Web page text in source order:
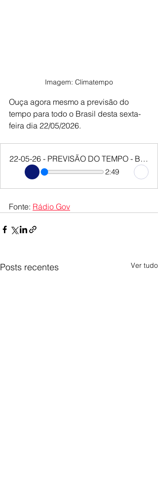
Imagem: Climatempo
Ouça agora mesmo a previsão do
tempo para todo o Brasil desta sexta-
feira dia 22/05/2026.
22-05-26 - PREVISÃO DO TEMPO - BRASIL
2:49
Fonte: Rádio Gov
Posts recentes Ver tudo